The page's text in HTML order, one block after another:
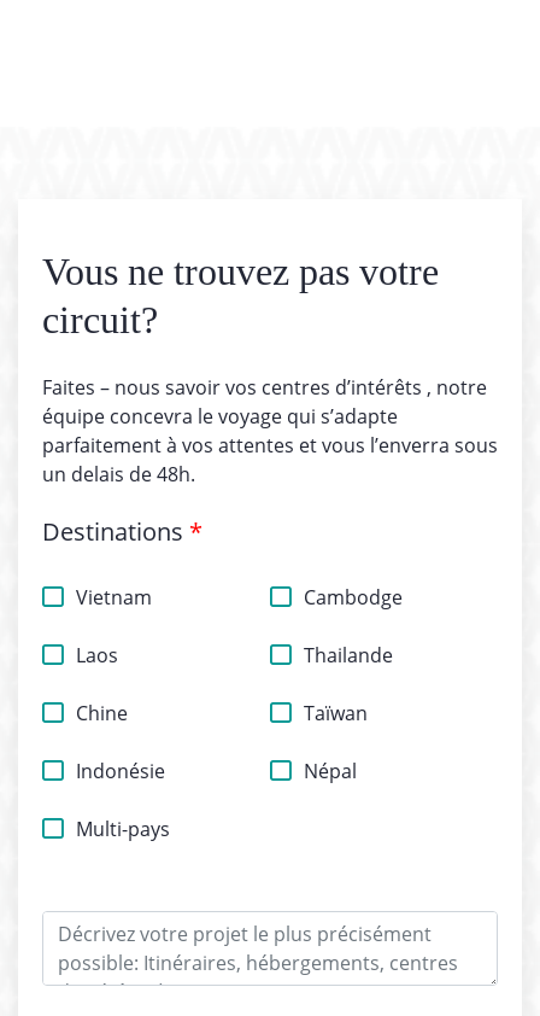
Vous ne trouvez pas votre
circuit?
Faites – nous savoir vos centres d’intérêts , notre
équipe concevra le voyage qui s’adapte
parfaitement à vos attentes et vous l’enverra sous
un delais de 48h.
Destinations *
Vietnam Cambodge
Laos Thailande
Chine Taïwan
Indonésie Népal
Multi-pays